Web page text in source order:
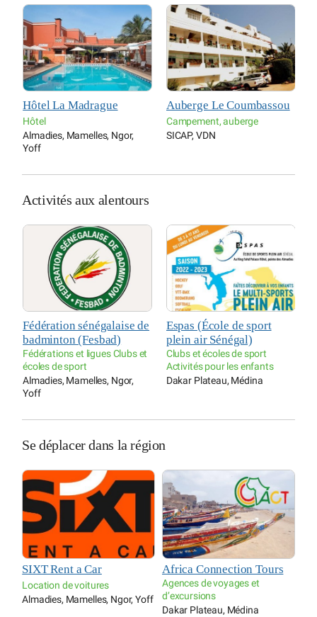
Hôtel La Madrague
Hôtel
Almadies, Mamelles, Ngor,
Yoff
Auberge Le Coumbassou
Campement, auberge
SICAP, VDN
Activités aux alentours
Fédération sénégalaise de
badminton (Fesbad)
Fédérations et ligues Clubs et
écoles de sport
Almadies, Mamelles, Ngor,
Yoff
Espas (École de sport
plein air Sénégal)
Clubs et écoles de sport
Activités pour les enfants
Dakar Plateau, Médina
Se déplacer dans la région
SIXT Rent a Car
Location de voitures
Almadies, Mamelles, Ngor, Yoff
Africa Connection Tours
Agences de voyages et
d’excursions
Dakar Plateau, Médina